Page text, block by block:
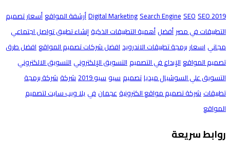
Digital MarketingSearch EngineSEOSEO 2019 أرشفة المواقع أسعار تصميم
التطبيقات في مصر أفضل أهمية التطبيقات الذكيةإنشاء تطبيق تواصل اجتماعي
مجاني اسعار برمجة تطبيقات الاندرويدافضل شركات تصميم المواقع افضل طرق
تصميم المواقع الإبداع في التصميم التسويق الإلكتروني التسويق الالكتروني
التسويق علي السوشيال ميدياتصميم سيو سيو 2019 شركةشركة برمجة
تطبيقاتشركة تصميم مواقع الكترونيةعجمان في يلا ويب سايت لتصميم
المواقع
روابط سريعة